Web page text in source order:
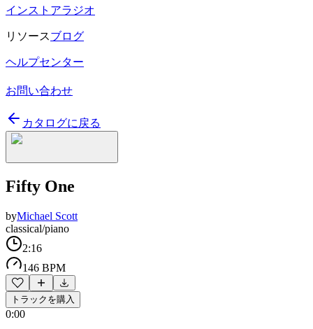
インストアラジオ
リソースブログ
ヘルプセンター
お問い合わせ
カタログに戻る
Fifty One
byMichael Scott
classical/piano
2:16
146 BPM
トラックを購入
0:00